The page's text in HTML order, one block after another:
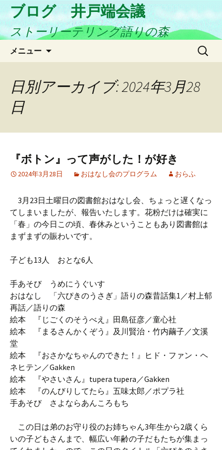
ブログ 井戸端会議
ストーリーテリング語りの森
メニュー
ン
検
日別アーカイブ: 2024年3月28
日
『ボトン』って声がした！が好き
2024年3月28日 おはなし会のプログラム おらふ
3月23日土曜日の図書館おはなし会、ちょっと遅くなっ
てしまいましたが、報告いたします。花粉だけは確実に
「春」の今日この頃、春休みということもあり図書館は
まずまずの賑わいです。
子ども13人 おとな6人
手あそび うめにうぐいす
おはなし 「六ぴきのうさぎ」語りの森昔話集1／村上郁
再話／語りの森
絵本 『じごくのそうべえ』田島征彦／童心社
絵本 『まるさんかくぞう』及川賢治・竹内繭子／文溪
堂
絵本 『おさかなちゃんのできた！』ヒド・ファン・ヘ
ネヒテン／Gakken
絵本 『やさいさん』tupera tupera／Gakken
絵本 『のんびりしてたら』五味太郎／ポプラ社
手あそび さよならあんころもち
この日は弟のお守り役のお姉ちゃん3年生から2歳くら
いの子どもさんまで、幅広い年齢の子だもたちが集まっ